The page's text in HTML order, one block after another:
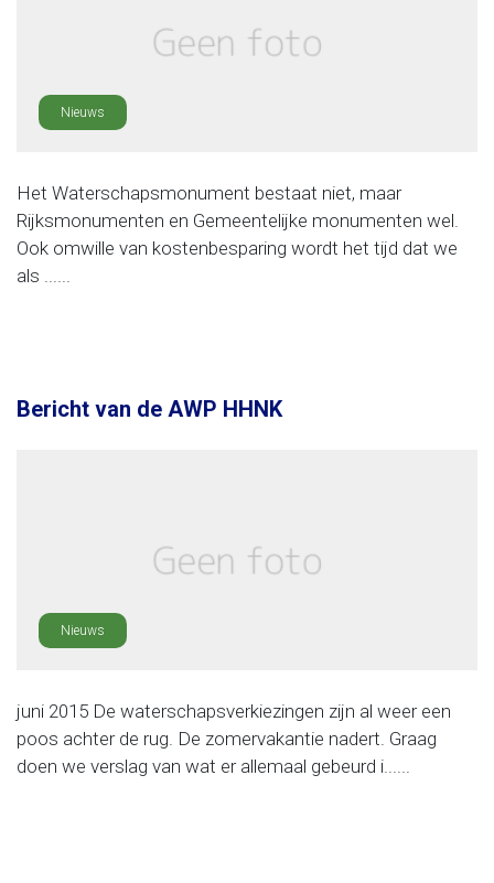
Nieuws
Het Waterschapsmonument bestaat niet, maar
Rijksmonumenten en Gemeentelijke monumenten wel.
Ook omwille van kostenbesparing wordt het tijd dat we
als ......
Bericht van de AWP HHNK
Nieuws
juni 2015 De waterschapsverkiezingen zijn al weer een
poos achter de rug. De zomervakantie nadert. Graag
doen we verslag van wat er allemaal gebeurd i......